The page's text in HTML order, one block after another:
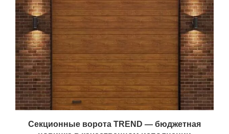
Секционные ворота TREND — бюджетная